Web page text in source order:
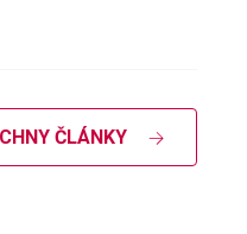
ČLÁNKY